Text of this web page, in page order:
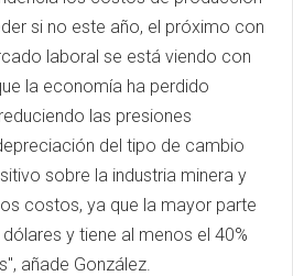
si no este año, el próximo con
laboral se está viendo con
la economía ha perdido
las presiones
del tipo de cambio
sobre la industria minera y
costos, ya que la mayor parte
y tiene al menos el 40%
añade González.